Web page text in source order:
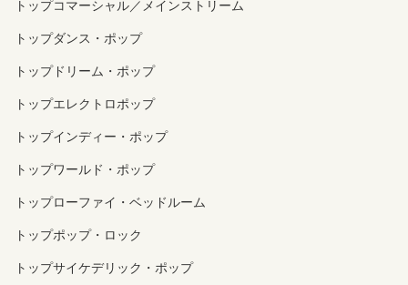
トップコマーシャル／メインストリーム
トップダンス・ポップ
トップドリーム・ポップ
トップエレクトロポップ
トップインディー・ポップ
トップワールド・ポップ
トップローファイ・ベッドルーム
トップポップ・ロック
トップサイケデリック・ポップ